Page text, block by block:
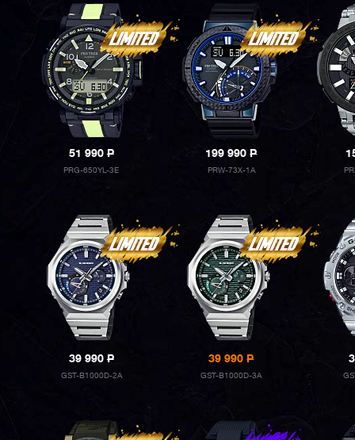
51 990P
PRG-650YL-3E
199 990P
PRW-73X-1A
39 990P
GST-B1000D-2A
39 990P
GST-B1000D-3A